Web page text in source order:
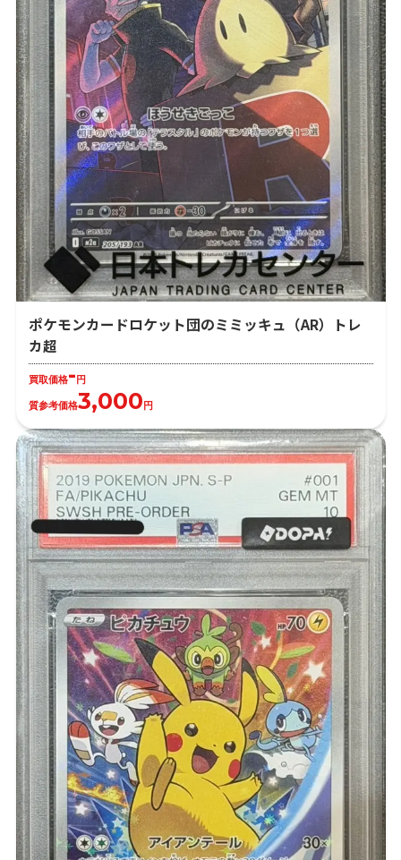
ポケモンカードロケット団のミミッキュ（AR）トレ
カ超
買取価格- 円
質参考価格3,000 円